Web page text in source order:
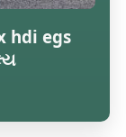
hdi egs